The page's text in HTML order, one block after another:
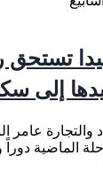
تستحق
إلى
والتجارة عامر
الماضية دوراً